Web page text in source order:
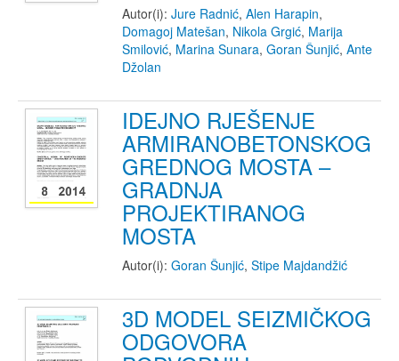
Autor(i): Jure Radnić, Alen Harapin,
Domagoj Matešan, Nikola Grgić, Marija
Smilović, Marina Sunara, Goran Šunjić, Ante
Džolan
IDEJNO RJEŠENJE
ARMIRANOBETONSKOG
GREDNOG MOSTA –
GRADNJA
PROJEKTIRANOG
MOSTA
Autor(i): Goran Šunjić, Stipe Majdandžić
3D MODEL SEIZMIČKOG
ODGOVORA